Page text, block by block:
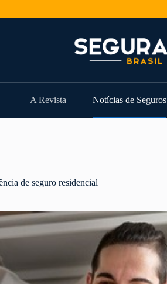
A Revista Notícias de Seguros
de seguro residencial